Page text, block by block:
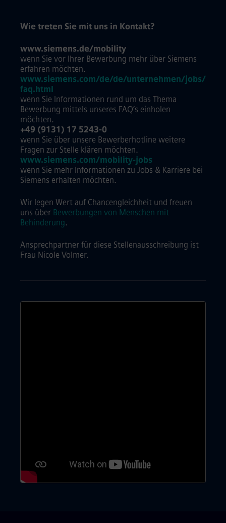
Wie treten Sie mit uns in Kontakt?
www.siemens.de/mobility
wenn Sie vor Ihrer Bewerbung mehr über Siemens
erfahren möchten.
www.siemens.com/de/de/unternehmen/jobs/
faq.html
wenn Sie Informationen rund um das Thema
Bewerbung mittels unseres FAQ’s einholen
möchten.
+49 (9131) 17 5243-0
wenn Sie über unsere Bewerberhotline weitere
Fragen zur Stelle klären möchten.
www.siemens.com/mobility-jobs
wenn Sie mehr Informationen zu Jobs & Karriere bei
Siemens erhalten möchten.
Wir legen Wert auf Chancengleichheit und freuen
uns über Bewerbungen von Menschen mit
Behinderung.
Ansprechpartner für diese Stellenausschreibung ist
Frau Nicole Volmer.